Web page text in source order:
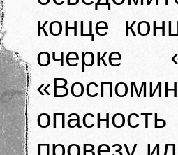
конце
очерке